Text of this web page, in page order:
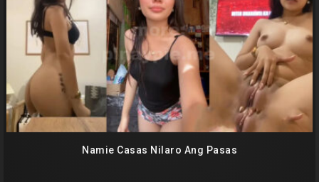
Namie Casas Nilaro Ang Pasas